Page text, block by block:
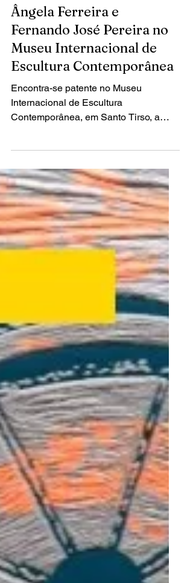
4 de mai. de 2018 2 min de leitura
Ângela Ferreira e
Fernando José Pereira no
Museu Internacional de
Escultura Contemporânea
Contemporânea, em Santo Tirso, a
exposição "CONTRATO (A TEMPO
INDETERMINADO)" com...